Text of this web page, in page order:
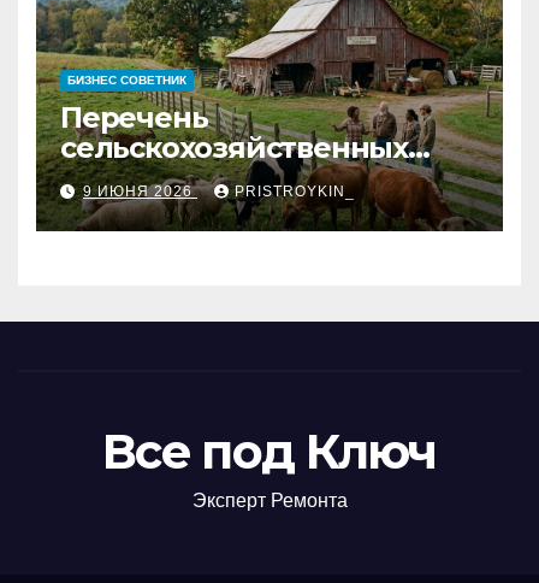
БИЗНЕС СОВЕТНИК
Перечень
сельскохозяйственных
животных и информация о
структуре
сельскохозяйственных
9 ИЮНЯ 2026 PRISTROYKIN_
Все под Ключ
Эксперт Ремонта